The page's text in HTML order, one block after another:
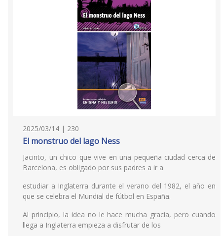
2025/03/14 | 230
El monstruo del lago Ness
Jacinto, un chico que vive en una pequeña ciudad cerca de
Barcelona, es obligado por sus padres a ir a
estudiar a Inglaterra durante el verano del 1982, el año en
que se celebra el Mundial de fútbol en España.
Al principio, la idea no le hace mucha gracia, pero cuando
llega a Inglaterra empieza a disfrutar de los